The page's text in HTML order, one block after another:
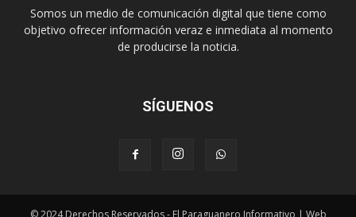
Somos un medio de comunicación digital que tiene como
objetivo ofrecer información veraz e inmediata al momento
de producirse la noticia.
SÍGUENOS
© 2024 Derechos Reservados - El Paraguanero Informativo | Web